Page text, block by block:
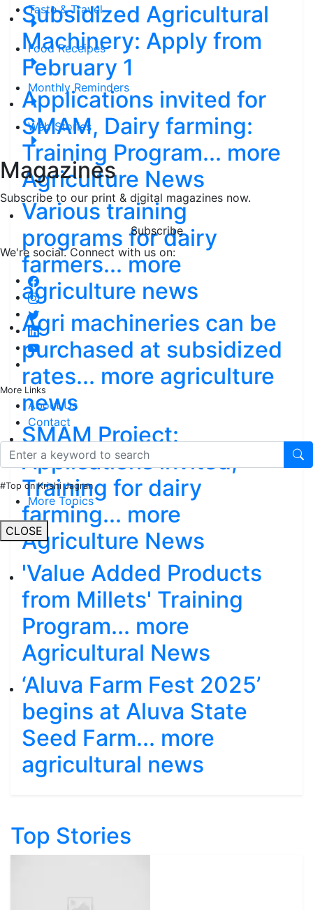
Taste & Travel
Food Receipes
Monthly Reminders
Web Stories
Magazines
Subscribe to our print & digital magazines now.
Subscribe
We're social. Connect with us on:
More Links
About Us
Contact
#Top on Krishi Jagran
More Topics
CLOSE
Subsidized Agricultural
Machinery: Apply from
February 1
Applications invited for
SMAM, Dairy farming:
Training Program... more
Agriculture News
Various training
programs for dairy
farmers... more
agriculture news
Agri machineries can be
purchased at subsidized
rates... more agriculture
news
SMAM Project:
Applications invited,
Training for dairy
farming... more
Agriculture News
'Value Added Products
from Millets' Training
Program... more
Agricultural News
‘Aluva Farm Fest 2025’
begins at Aluva State
Seed Farm... more
agricultural news
Top Stories